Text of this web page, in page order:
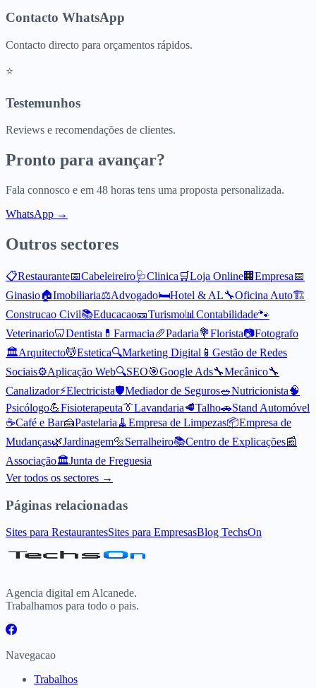
Contacto WhatsApp
Contacto directo para orçamentos rápidos.
⭐
Testemunhos
Reviews e recomendações de clientes.
Pronto para avançar?
Fala connosco e em 48 horas tens uma proposta personalizada.
WhatsApp →
Outros sectores
📋Restaurante📅Cabeleireiro🩺Clinica 🛒Loja Online🏢 Empresa📅
Ginasio🏠Imobiliaria⚖️Advogado🛏️Hotel & AL🔧Oficina Auto🏗️
Construcao Civil📚Educacao🎫Turismo📊 Contabilidade🐾
Veterinario🦷Dentista 💊 Farmacia🥖Padaria💐Florista📷Fotografo
🏛️Arquitecto💆Estetica🔍Marketing Digital 📱 Gestão de Redes
Sociais⚙️Aplicação Web🔍SEO🎯Google Ads🔧Mecânico🔧
Canalizador⚡Electricista🛡️Mediador de Seguros🥗Nutricionista🧠
Psicólogo💪Fisioterapeuta👔Lavandaria🥩Talho🚗Stand Automóvel
☕Café e Bar🍰Pastelaria 🧹 Empresa de Limpezas📦Empresa de
Mudanças🌿Jardinagem🔩Serralheiro📚Centro de Explicações📰
Associação🏛️Junta de Freguesia
Ver todos os sectores →
Páginas relacionadas
Sites para RestaurantesSites para EmpresasBlog TechsOn
Agencia digital em Alcanede.
Trabalhamos para todo o pais.
Navegacao
Trabalhos